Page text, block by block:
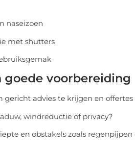
naseizoen
met shutters
goede voorbereiding
gericht advies te krijgen en
windreductie of privacy?
en obstakels zoals